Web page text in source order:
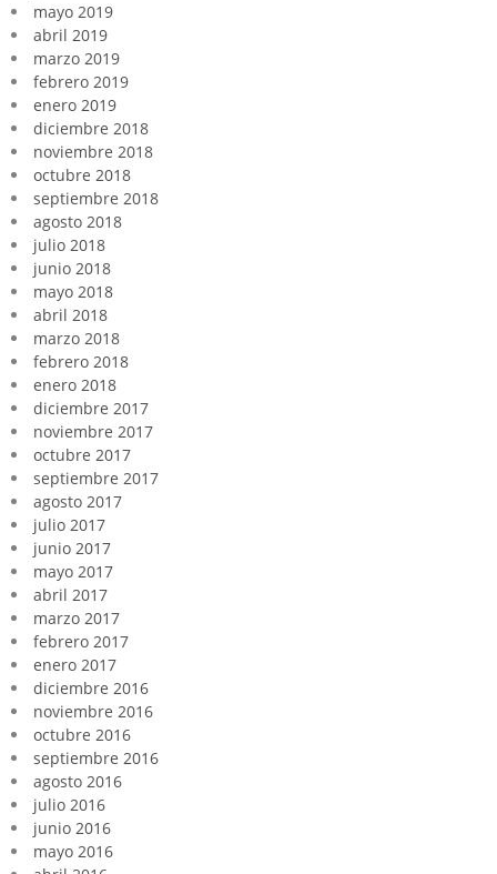
mayo 2019
abril 2019
marzo 2019
febrero 2019
enero 2019
diciembre 2018
noviembre 2018
octubre 2018
septiembre 2018
agosto 2018
julio 2018
junio 2018
mayo 2018
abril 2018
marzo 2018
febrero 2018
enero 2018
diciembre 2017
noviembre 2017
octubre 2017
septiembre 2017
agosto 2017
julio 2017
junio 2017
mayo 2017
abril 2017
marzo 2017
febrero 2017
enero 2017
diciembre 2016
noviembre 2016
octubre 2016
septiembre 2016
agosto 2016
julio 2016
junio 2016
mayo 2016